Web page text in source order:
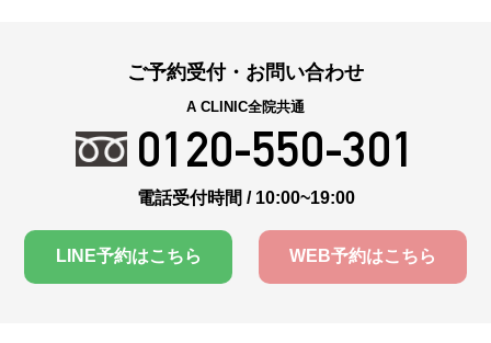
ご予約受付・お問い合わせ
A CLINIC全院共通
0120-550-301
電話受付時間 / 10:00~19:00
LINE予約はこちら WEB予約はこちら